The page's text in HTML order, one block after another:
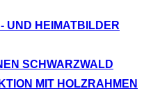
UND HEIMATBILDER
SCHWARZWALD
MIT HOLZRAHMEN